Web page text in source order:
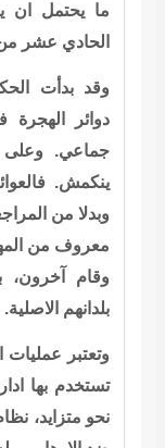
ما يحتمل ان
الحادي عشر من
وقد بدأت
دوائر الهجرة
جماعي. وعلى
ينكمش.
وبدلا من
معروف من
وقام آخرون،
بلدانهم الاصلية.
وتعتبر عمليات
تستخدم بها
نحو متزايد،